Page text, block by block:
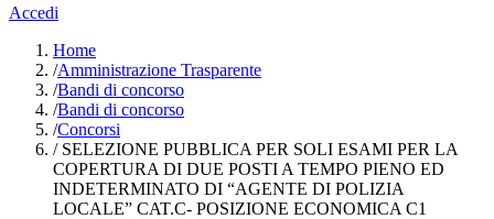
Accedi
Home
/Amministrazione Trasparente
/Bandi di concorso
/Bandi di concorso
/Concorsi
/SELEZIONE PUBBLICA PER SOLI ESAMI PER LA
COPERTURA DI DUE POSTI A TEMPO PIENO ED
INDETERMINATO DI “AGENTE DI POLIZIA
LOCALE” CAT.C- POSIZIONE ECONOMICA C1